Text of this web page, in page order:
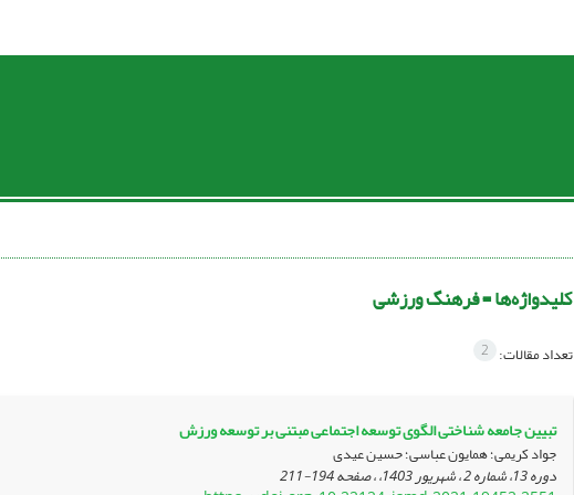
کلیدواژه‌ها =فرهنگ ورزشی
تعداد مقالات: 2
تبیین جامعه شناختی الگوی توسعه اجتماعی مبتنی بر توسعه ورزش
جواد کریمی؛ همایون عباسی؛ حسین عیدی
دوره 13، شماره 2 ، شهریور 1403، ، صفحه 194-211